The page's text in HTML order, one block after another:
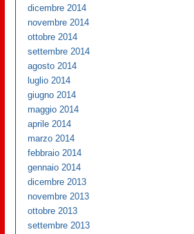
dicembre 2014
novembre 2014
ottobre 2014
settembre 2014
agosto 2014
luglio 2014
giugno 2014
maggio 2014
aprile 2014
marzo 2014
febbraio 2014
gennaio 2014
dicembre 2013
novembre 2013
ottobre 2013
settembre 2013